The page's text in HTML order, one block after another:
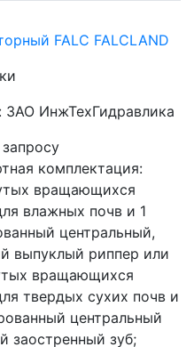
FALC FALCLAND
ЗАО ИнжТехГидравлика
комплектация:
вращающихся
влажных почв и 1
центральный,
выпуклый риппер или
вращающихся
твердых сухих почв и
центральный
заостренный зуб;